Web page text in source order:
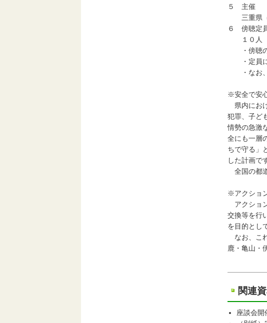
５ 主催
三重県（
６ 傍聴定
１０人
・傍聴の
・定員に
・なお、
※安全で安
県内にお
犯罪、子ど
情勢の急激
全にも一層
ちで守る」
した計画で
全国の都
※アクショ
アクショ
交換等を行
を目的とし
なお、こ
鹿・亀山・
関連
座談会開